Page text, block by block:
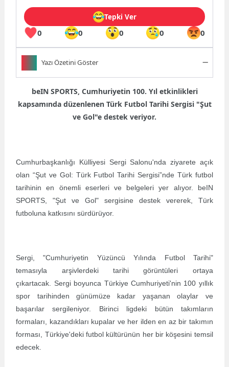
0 0 0 0 0
Tepki Ver
Yazı Özetini Göster
Özet bulunamadı.
beIN SPORTS, Cumhuriyetin 100. Yıl etkinlikleri
kapsamında düzenlenen Türk Futbol Tarihi Sergisi "Şut
ve Gol"e destek veriyor.
Cumhurbaşkanlığı Külliyesi Sergi Salonu'nda ziyarete açık
olan “Şut ve Gol: Türk Futbol Tarihi Sergisi”nde Türk futbol
tarihinin en önemli eserleri ve belgeleri yer alıyor. beIN
SPORTS, "Şut ve Gol" sergisine destek vererek, Türk
futboluna katkısını sürdürüyor.
Sergi, "Cumhuriyetin Yüzüncü Yılında Futbol Tarihi"
temasıyla arşivlerdeki tarihi görüntüleri ortaya
çıkartacak. Sergi boyunca Türkiye Cumhuriyeti'nin 100 yıllık
spor tarihinden günümüze kadar yaşanan olaylar ve
başarılar sergileniyor. Birinci ligdeki bütün takımların
formaları, kazandıkları kupalar ve her ilden en az bir takımın
forması, Türkiye'deki futbol kültürünün her bir köşesini temsil
edecek.